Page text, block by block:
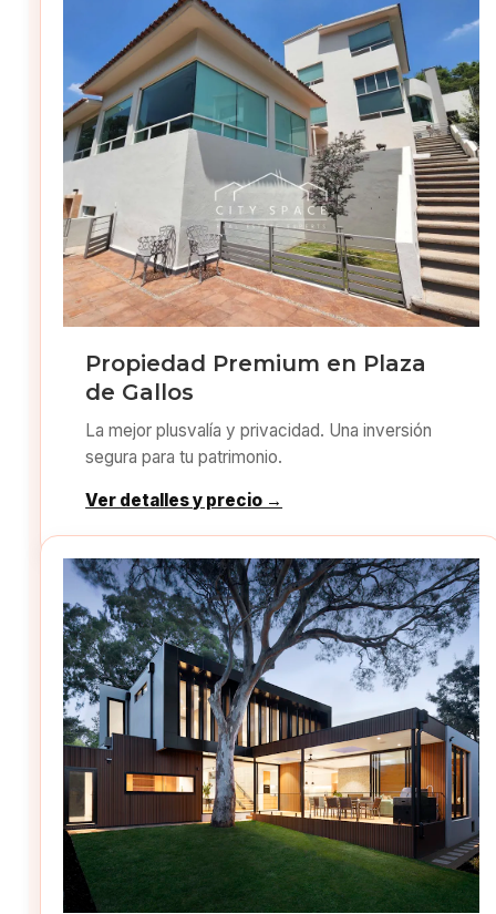
Propiedad Premium en Plaza
de Gallos
La mejor plusvalía y privacidad. Una inversión
segura para tu patrimonio.
Ver detalles y precio →